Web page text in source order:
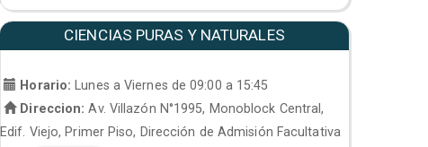
CIENCIAS PURAS Y NATURALES
Horario: Lunes a Viernes de 09:00 a 15:45
Direccion: Av. Villazón N°1995, Monoblock Central,
Edif. Viejo, Primer Piso, Dirección de Admisión Facultativa